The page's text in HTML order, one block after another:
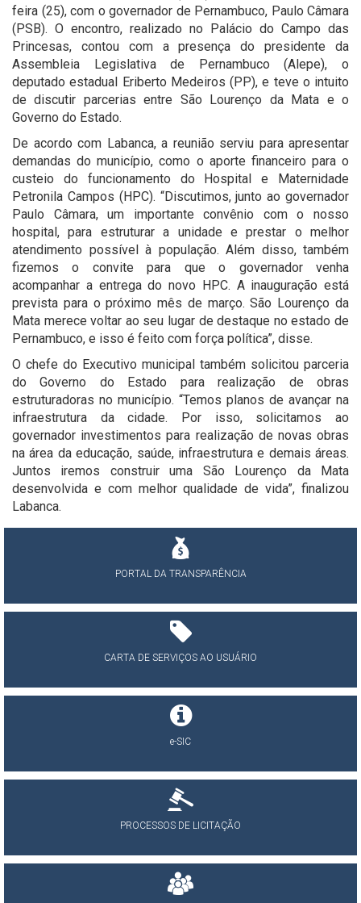
feira (25), com o governador de Pernambuco, Paulo Câmara
(PSB). O encontro, realizado no Palácio do Campo das
Princesas, contou com a presença do presidente da
Assembleia Legislativa de Pernambuco (Alepe), o
deputado estadual Eriberto Medeiros (PP), e teve o intuito
de discutir parcerias entre São Lourenço da Mata e o
Governo do Estado.
De acordo com Labanca, a reunião serviu para apresentar
demandas do município, como o aporte financeiro para o
custeio do funcionamento do Hospital e Maternidade
Petronila Campos (HPC). “Discutimos, junto ao governador
Paulo Câmara, um importante convênio com o nosso
hospital, para estruturar a unidade e prestar o melhor
atendimento possível à população. Além disso, também
fizemos o convite para que o governador venha
acompanhar a entrega do novo HPC. A inauguração está
prevista para o próximo mês de março. São Lourenço da
Mata merece voltar ao seu lugar de destaque no estado de
Pernambuco, e isso é feito com força política”, disse.
O chefe do Executivo municipal também solicitou parceria
do Governo do Estado para realização de obras
estruturadoras no município. “Temos planos de avançar na
infraestrutura da cidade. Por isso, solicitamos ao
governador investimentos para realização de novas obras
na área da educação, saúde, infraestrutura e demais áreas.
Juntos iremos construir uma São Lourenço da Mata
desenvolvida e com melhor qualidade de vida”, finalizou
Labanca.
PORTAL DA TRANSPARÊNCIA
CARTA DE SERVIÇOS AO USUÁRIO
e-SIC
PROCESSOS DE LICITAÇÃO